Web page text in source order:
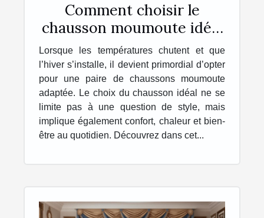
Comment choisir le
chausson moumoute idéal
pour l'hiver ?
Lorsque les températures chutent et que
l’hiver s’installe, il devient primordial d’opter
pour une paire de chaussons moumoute
adaptée. Le choix du chausson idéal ne se
limite pas à une question de style, mais
implique également confort, chaleur et bien-
être au quotidien. Découvrez dans cet...